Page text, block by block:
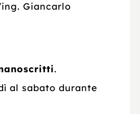
Giancarlo
.
al sabato durante